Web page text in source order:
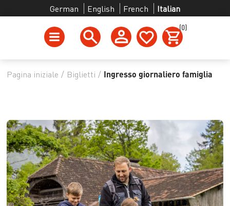
German English French Italian
(0)
Pagina iniziale / Biglietti / Ingresso giornaliero famiglia